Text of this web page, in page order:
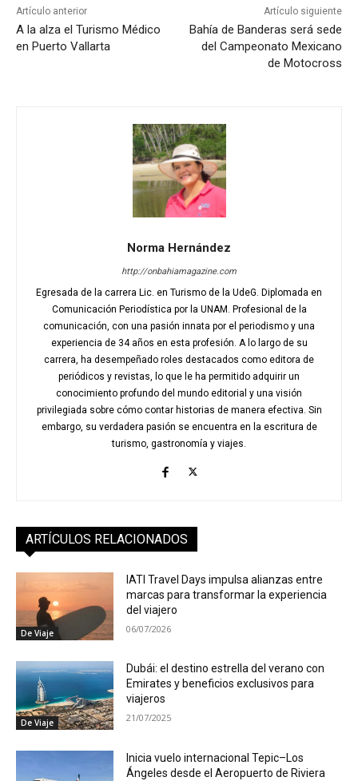
Artículo anterior
A la alza el Turismo Médico
en Puerto Vallarta
Artículo siguiente
Bahía de Banderas será sede
del Campeonato Mexicano
de Motocross
Norma Hernández
http://onbahiamagazine.com
Egresada de la carrera Lic. en Turismo de la UdeG. Diplomada en
Comunicación Periodística por la UNAM. Profesional de la
comunicación, con una pasión innata por el periodismo y una
experiencia de 34 años en esta profesión. A lo largo de su
carrera, ha desempeñado roles destacados como editora de
periódicos y revistas, lo que le ha permitido adquirir un
conocimiento profundo del mundo editorial y una visión
privilegiada sobre cómo contar historias de manera efectiva. Sin
embargo, su verdadera pasión se encuentra en la escritura de
turismo, gastronomía y viajes.
ARTÍCULOS RELACIONADOS
De Viaje
IATI Travel Days impulsa alianzas entre
marcas para transformar la experiencia
del viajero
06/07/2026
De Viaje
Dubái: el destino estrella del verano con
Emirates y beneficios exclusivos para
viajeros
21/07/2025
Inicia vuelo internacional Tepic–Los
Ángeles desde el Aeropuerto de Riviera